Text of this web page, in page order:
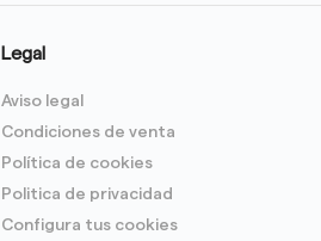
Legal
Aviso legal
Condiciones de venta
Política de cookies
Politica de privacidad
Configura tus cookies